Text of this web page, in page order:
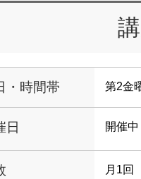
・時間帯 第2金
日 開催
月1回